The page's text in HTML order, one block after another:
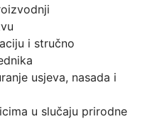
i stručno
usjeva, nasada i
u slučaju prirodne